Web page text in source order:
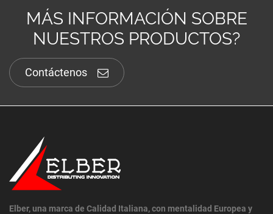
MÁS INFORMACIÓN SOBRE
NUESTROS PRODUCTOS?
Contáctenos
Elber, una marca de Calidad Italiana, con mentalidad Europea y